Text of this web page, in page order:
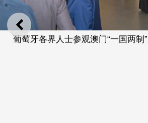
上一则
葡萄牙各界人士参观澳门“一国两制